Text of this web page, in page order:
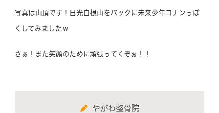
写真は山頂です！日光白根山をバックに未来少年コナンっぽ
くしてみましたｗ
さぁ！また笑顔のために頑張ってくぞぉ！！
やがわ整骨院